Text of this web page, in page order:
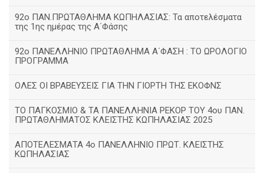
92ο ΠΑΝ.ΠΡΩΤΑΘΛΗΜΑ ΚΩΠΗΛΑΣΙΑΣ: Τα αποτελέσματα
της 1ης ημέρας της Α΄Φάσης
92ο ΠΑΝΕΛΛΗΝΙΟ ΠΡΩΤΑΘΛΗΜΑ Α΄ΦΑΣΗ : ΤΟ ΩΡΟΛΟΓΙΟ
ΠΡΟΓΡΑΜΜΑ
ΟΛΕΣ ΟΙ ΒΡΑΒΕΥΣΕΙΣ ΓΙΑ ΤΗΝ ΓΙΟΡΤΗ ΤΗΣ ΕΚΟΦΝΣ
TΟ ΠΑΓΚΟΣΜΙΟ & ΤΑ ΠΑΝΕΛΛΗΝΙΑ ΡΕΚΟΡ ΤΟΥ 4ου ΠΑΝ.
ΠΡΩΤΑΘΛΗΜΑΤΟΣ ΚΛΕΙΣΤΗΣ ΚΩΠΗΛΑΣΙΑΣ 2025
ΑΠΟΤΕΛΕΣΜΑΤΑ 4ο ΠΑΝΕΛΛΗΝΙΟ ΠΡΩΤ. ΚΛΕΙΣΤΗΣ
ΚΩΠΗΛΑΣΙΑΣ